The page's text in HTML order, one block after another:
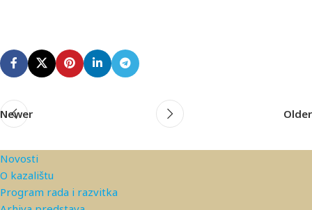
Newer Older
Novosti
O kazalištu
Program rada i razvitka